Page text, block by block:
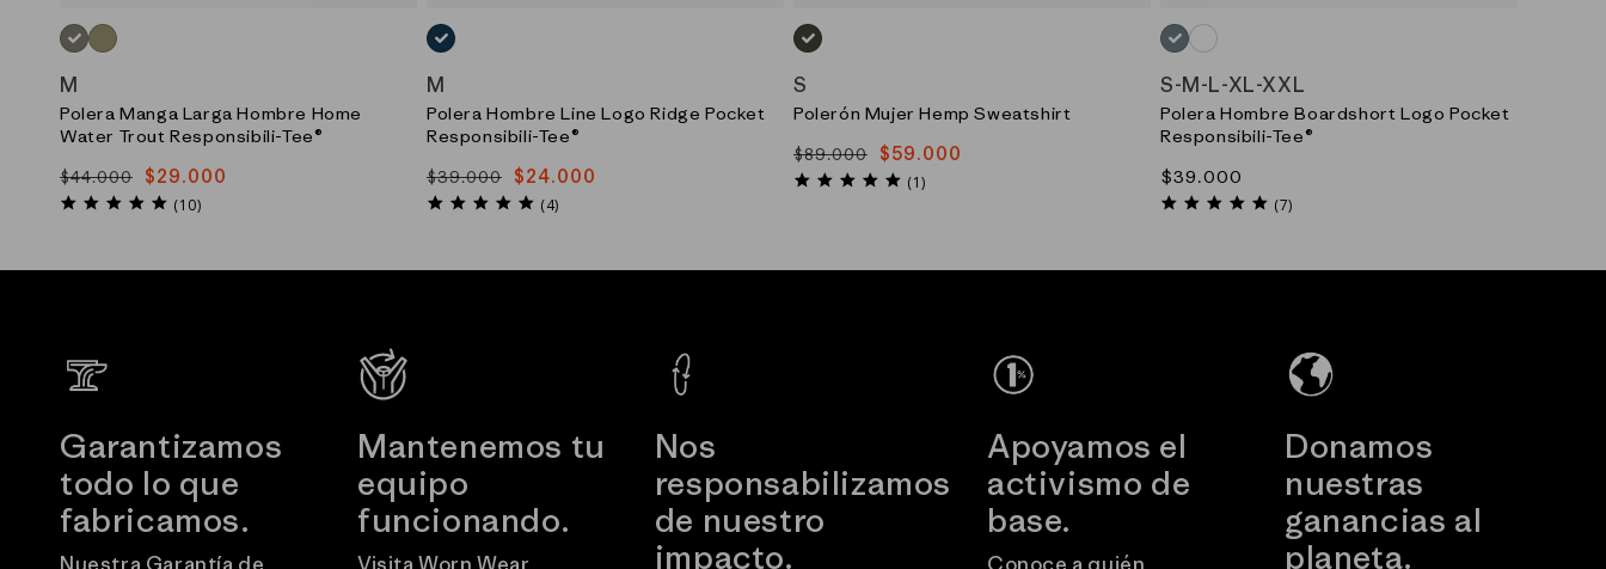
VERDE_(RVGN)
VERDE_(GMTG)
M
Polera Manga Larga Hombre Home
Water Trout Responsibili-Tee®
Precio
habitual
$44.000
Precio
de
$29.000
5.0
(10)
AZUL_(LMBE)
M
Polera Hombre Line Logo Ridge Pocket
Responsibili-Tee®
Precio
habitual
$39.000
Precio
de
$24.000
5.0
(4)
VERDE_(PNGR)
S
Polerón Mujer Hemp Sweatshirt
Precio
habitual
$89.000
Precio
de
$59.000
5.0
(1)
AZUL_(BLSG)
BLANCO_(WHI)
S-M-L-XL-XXL
Polera Hombre Boardshort Logo Pocket
Responsibili-Tee®
Precio
habitual
$39.000
4.9
(7)
Garantizamos
todo lo que
fabricamos.
Mantenemos tu
equipo
funcionando.
Nos
responsabilizamos
de nuestro
impacto.
Apoyamos el
activismo de
base.
Donamos
nuestras
ganancias al
planeta.